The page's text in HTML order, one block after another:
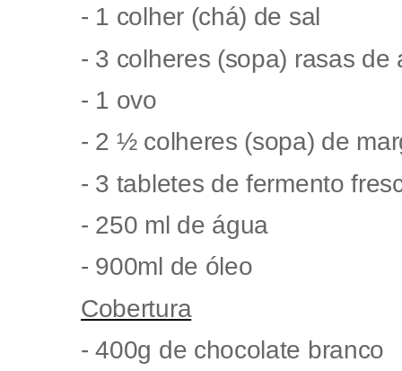
- 1 colher (chá) de sal
- 3 colheres (sopa) rasas de
- 1 ovo
- 2 ½ colheres (sopa) de
- 3 tabletes de fermento
- 250 ml de água
- 900ml de óleo
Cobertura
- 400g de chocolate branco